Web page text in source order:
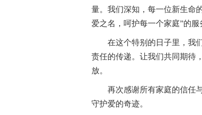
量。我们深知，每一位新生命
爱之名，呵护每一个家庭”的
在这个特别的日子里，我
责任的传递。让我们共同期待
放。
再次感谢所有家庭的信任
守护爱的奇迹。